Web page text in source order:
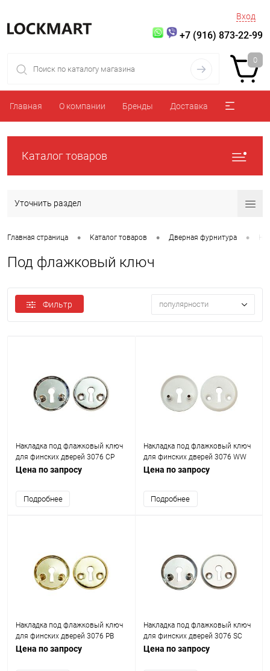
Вход
+7 (916) 873-22-99
0
Главная О компании Бренды Доставка
Каталог товаров
Уточнить раздел
Главная страница • Каталог товаров • Дверная фурнитура •
Под флажковый ключ
Фильтр популярности
Накладка под флажковый ключ
для финских дверей 3076 CP
Хром
Цена по запросу
Подробнее
Накладка под флажковый ключ
для финских дверей 3076 WW
Белый
Цена по запросу
Подробнее
Накладка под флажковый ключ
для финских дверей 3076 PB
Полированная латунь
Цена по запросу
Накладка под флажковый ключ
для финских дверей 3076 SC
Матовый хром
Цена по запросу